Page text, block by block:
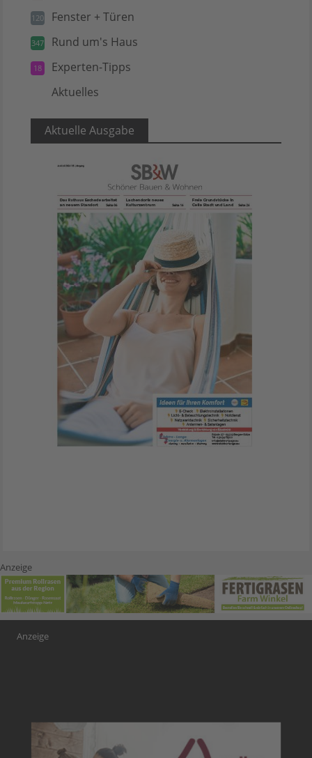
120 Fenster + Türen
347 Rund um's Haus
18 Experten-Tipps
Aktuelles
Aktuelle Ausgabe
Anzeige
Anzeige